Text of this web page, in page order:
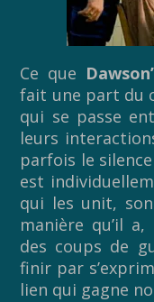
Ce que
fait une part du
qui se passe
leurs
parfois le
est
qui les unit,
manière qu’il
des coups de
finir par
lien qui gagne